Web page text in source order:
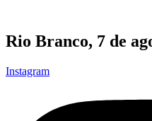
Rio Branco, 7 de
Instagram